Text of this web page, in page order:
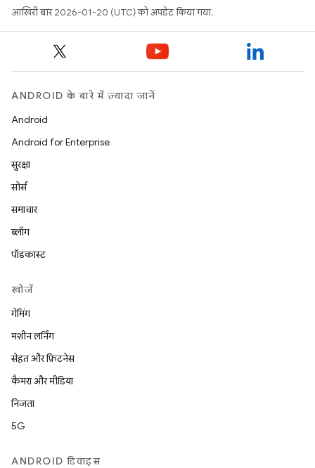
आखिरी बार 2026-01-20 (UTC) को अपडेट किया गया.
ANDROID के बारे में ज़्यादा जानें
Android
Android for Enterprise
सुरक्षा
सोर्स
समाचार
ब्लॉग
पॉडकास्ट
खोजें
गेमिंग
मशीन लर्निंग
सेहत और फ़िटनेस
कैमरा और मीडिया
निजता
5G
ANDROID डिवाइस